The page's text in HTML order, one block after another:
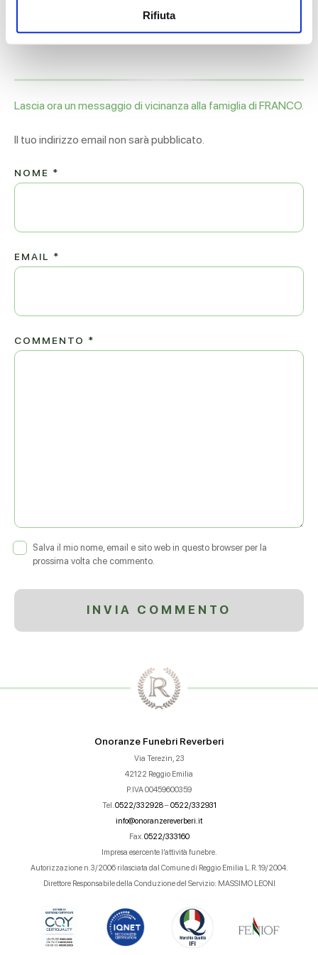
Rifiuta
Lascia ora un messaggio di vicinanza alla famiglia di FRANCO.
Il tuo indirizzo email non sarà pubblicato.
COMMENTO *
NOME *
EMAIL *
Salva il mio nome, email e sito web in questo browser per la
prossima volta che commento.
Onoranze Funebri Reverberi
Via Terezin, 23
42122 Reggio Emilia
P.IVA 00459600359
Tel. 0522/332928–0522/332931
info@onoranzereverberi.it
Fax. 0522/333160
Impresa esercente l’attività funebre.
Autorizzazione n.3/2006 rilasciata dal Comune di Reggio Emilia L.R. 19/2004.
Direttore Responsabile della Conduzione del Servizio: MASSIMO LEONI